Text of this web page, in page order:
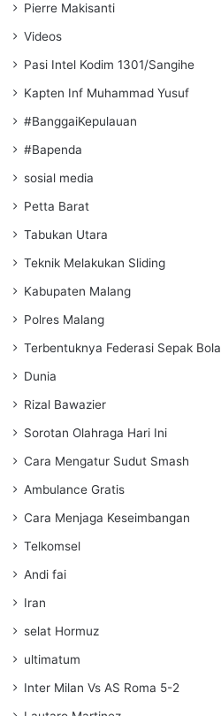
Pierre Makisanti
Videos
Pasi Intel Kodim 1301/Sangihe
Kapten Inf Muhammad Yusuf
#BanggaiKepulauan
#Bapenda
sosial media
Petta Barat
Tabukan Utara
Teknik Melakukan Sliding
Kabupaten Malang
Polres Malang
Terbentuknya Federasi Sepak Bola
Dunia
Rizal Bawazier
Sorotan Olahraga Hari Ini
Cara Mengatur Sudut Smash
Ambulance Gratis
Cara Menjaga Keseimbangan
Telkomsel
Andi fai
Iran
selat Hormuz
ultimatum
Inter Milan Vs AS Roma 5-2